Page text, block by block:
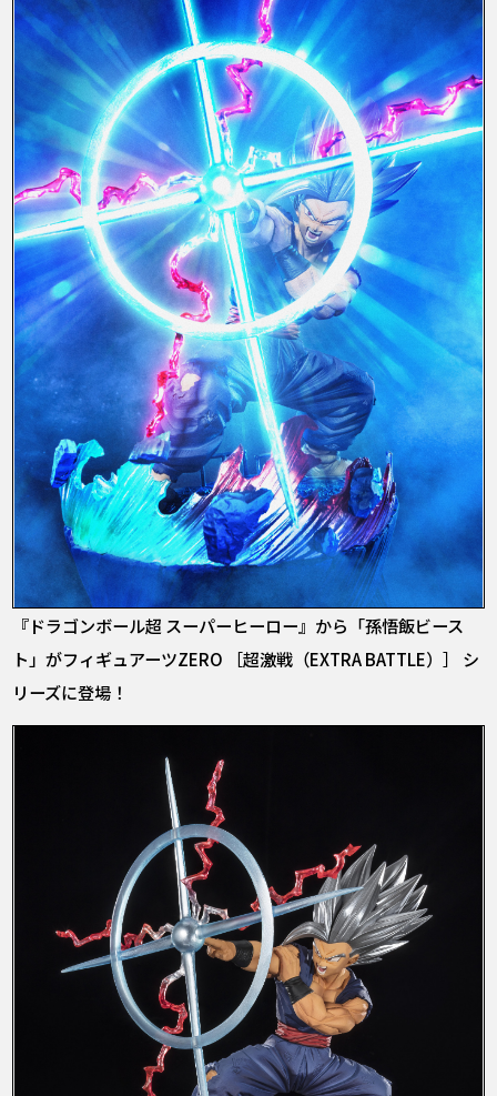
『ドラゴンボール超 スーパーヒーロー』から「孫悟飯ビース
ト」がフィギュアーツZERO ［超激戦（EXTRA BATTLE）］ シ
リーズに登場！